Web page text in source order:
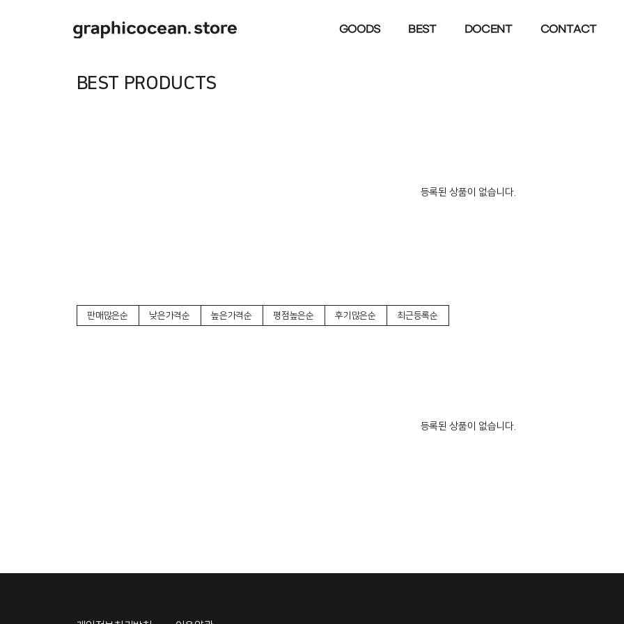
GOODS BEST DOCENT CONTACT
BEST PRODUCTS
등록된 상품이 없습니다.
판매많은순 낮은가격순 높은가격순 평점높은순 후기많은순 최근등록순
등록된 상품이 없습니다.